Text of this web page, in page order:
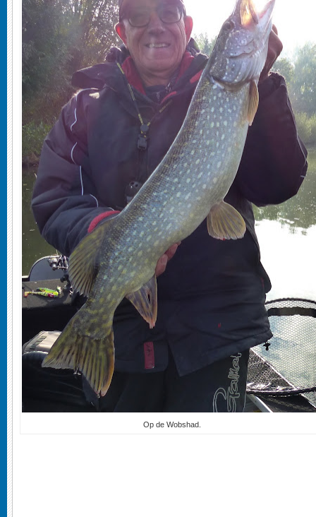
Op de Wobshad.